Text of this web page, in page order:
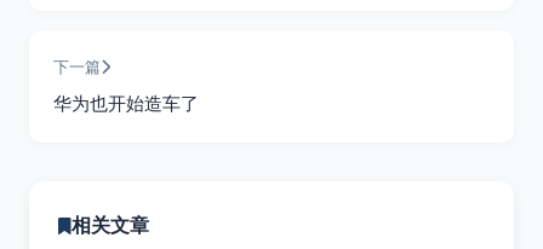
下一篇
华为也开始造车了
相关文章